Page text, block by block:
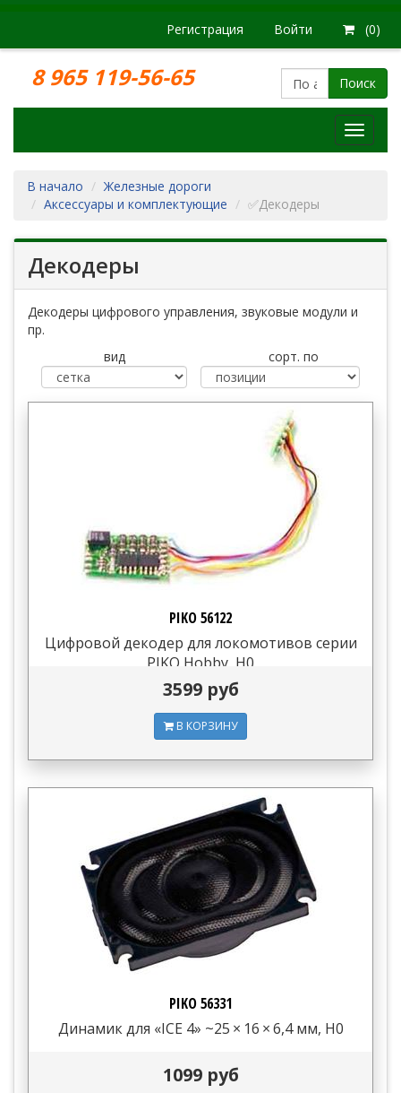
Регистрация Войти (0)
8 965 119-56-65 Поиск
Модели
В начало
Железные дороги
Аксессуары и комплектующие
✅Декодеры
Декодеры
Декодеры цифрового управления, звуковые модули и
пр.
вид
сорт. по
PIKO 56122
Цифровой декодер для локомотивов серии
PIKO Hobby, H0
3599 руб
В КОРЗИНУ
PIKO 56331
Динамик для «ICE 4» ~25 × 16 × 6,4 мм, H0
1099 руб